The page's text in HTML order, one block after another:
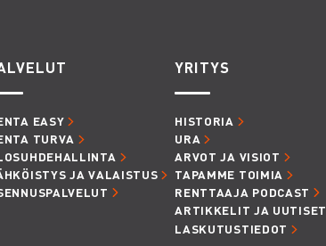
EASY
TURVA
JA VALAISTUS
YRITYS
HISTORIA
URA
ARVOT JA VISIOT
TAPAMME TOIMIA
RENTTAAJA PODCAST
ARTIKKELIT JA UUTISET
LASKUTUSTIEDOT